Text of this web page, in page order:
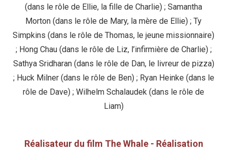
(dans le rôle de Ellie, la fille de Charlie) ; Samantha
Morton (dans le rôle de Mary, la mère de Ellie) ; Ty
Simpkins (dans le rôle de Thomas, le jeune missionnaire)
; Hong Chau (dans le rôle de Liz, l’infirmière de Charlie) ;
Sathya Sridharan (dans le rôle de Dan, le livreur de pizza)
; Huck Milner (dans le rôle de Ben) ; Ryan Heinke (dans le
rôle de Dave) ; Wilhelm Schalaudek (dans le rôle de
Liam)
Réalisateur du film The Whale - Réalisation